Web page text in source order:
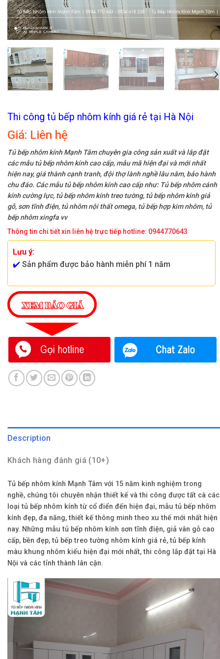
Thi công tủ bếp nhôm kính giá rẻ tại Hà Nội
Giá: Liên hệ
Tủ bếp nhôm kính Mạnh Tâm chuyên gia công sản xuất và lắp đặt
các mẫu tủ bếp nhôm kính cao cấp, mẫu mã hiện đại và mới nhất
hiện nay, giá thành cạnh tranh, đội thợ lành nghề lâu năm, bảo hành
chu đáo. Các mẫu tủ bếp nhôm kính cao cấp như: Tủ bếp nhôm cánh
kính cường lực, tủ bếp nhôm kính treo tường, tủ bếp nhôm kính giả
gỗ, sơn tĩnh điện, tủ nhôm nội thất omega, tủ bếp hợp kim nhôm, tủ
bếp nhôm xingfa vv
Thông tin chi tiết xin liên hệ trực tiếp hotline: 0944770643
Lưu ý:
✔️ Sản phẩm được bảo hành miễn phí 1 năm
Description
Khách hàng đánh giá (10+)
Tủ bếp nhôm kính Mạnh Tâm với 15 năm kinh nghiệm trong
nghề, chúng tôi chuyên nhận thiết kế và thi công được tất cà các
loại tủ bếp nhôm kính từ cổ điển đến hiện đại, mẫu tủ bếp nhôm
kính đẹp, đa năng, thiết kế thông minh theo xu thế mới nhất hiện
nay. Những mẫu tủ bếp nhôm kính sơn tĩnh điện, giả vân gỗ cao
cấp, bền đẹp, tủ bếp treo tường nhôm kính giá rẻ, tủ bếp kính
màu khung nhôm kiểu hiện đại mới nhất, thi công lắp đặt tại Hà
Nội và các tỉnh thành lân cận.